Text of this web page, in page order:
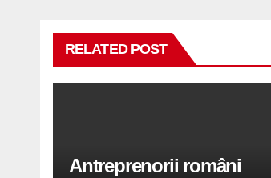
RELATED POST
Antreprenorii români